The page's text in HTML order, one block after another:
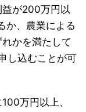
益が200万円以
か、農業による
かを満たして
し込むことが可
万円以上、